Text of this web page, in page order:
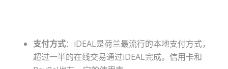
支付方式：iDEAL是荷兰最流行的本地支付方式，
超过一半的在线交易通过iDEAL完成。信用卡和